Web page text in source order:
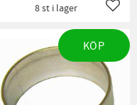
8 st i lager
KÖP